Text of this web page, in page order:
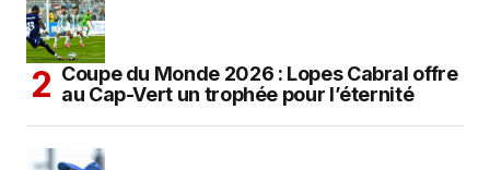
Coupe du Monde 2026 : Lopes Cabral offre
au Cap-Vert un trophée pour l’éternité